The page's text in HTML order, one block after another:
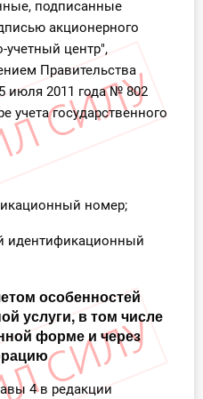
подписанные
акционерного
центр",
Правительства
июля 2011 года № 802
государственного
номер;
особенностей
услуги, в том числе
форме и через
4 в редакции